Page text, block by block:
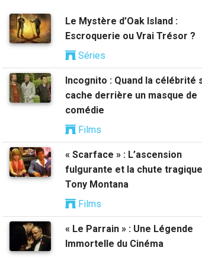
Le Mystère d’Oak Island :
Escroquerie ou Vrai Trésor ?
Séries
Incognito : Quand la célébrité
cache derrière un masque de
comédie
Films
« Scarface » : L’ascension
fulgurante et la chute
Tony Montana
Films
« Le Parrain » : Une Légende
Immortelle du Cinéma